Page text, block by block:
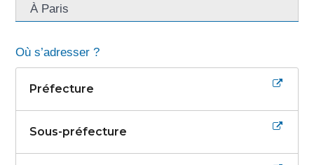
À Paris
Où s’adresser ?
Préfecture
Sous-préfecture